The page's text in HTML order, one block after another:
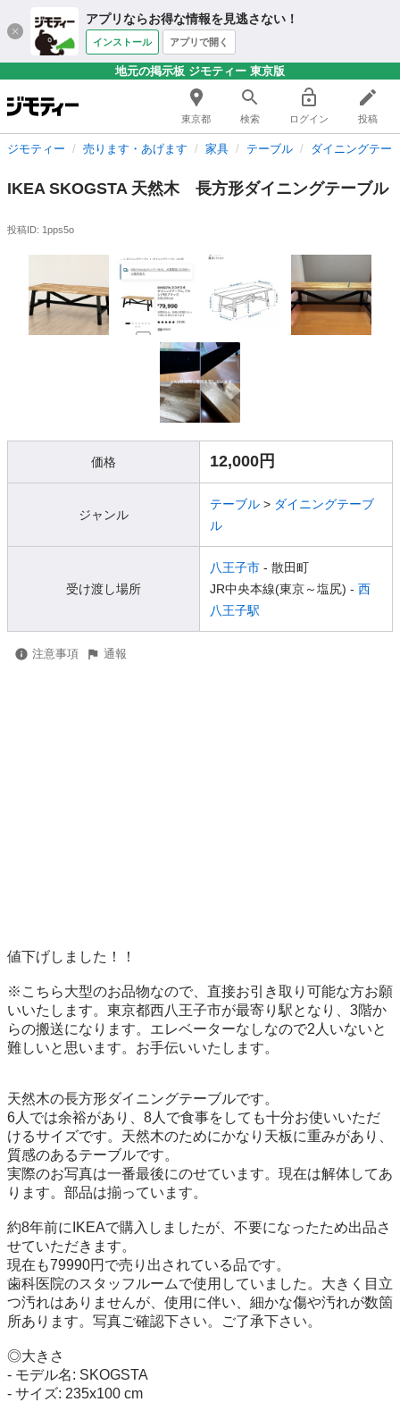
アプリならお得な情報を見逃さない！
インストール アプリで開く
地元の掲示板 ジモティー 東京版
東京都 検索 ログイン 投稿
ジモティー 売ります・あげます 家具 テーブル ダイニングテー
IKEA SKOGSTA 天然木 長方形ダイニングテーブル
投稿ID: 1pps5o
価格 12,000円
ジャンル
テーブル > ダイニングテーブ
ル
受け渡し場所
八王子市 - 散田町
JR中央本線(東京～塩尻) - 西
八王子駅
注意事項 通報
値下げしました！！
※こちら大型のお品物なので、直接お引き取り可能な方お願
いいたします。東京都西八王子市が最寄り駅となり、3階か
らの搬送になります。エレベーターなしなので2人いないと
難しいと思います。お手伝いいたします。
天然木の長方形ダイニングテーブルです。
6人では余裕があり、8人で食事をしても十分お使いいただ
けるサイズです。天然木のためにかなり天板に重みがあり、
質感のあるテーブルです。
実際のお写真は一番最後にのせています。現在は解体してあ
ります。部品は揃っています。
約8年前にIKEAで購入しましたが、不要になったため出品さ
せていただきます。
現在も79990円で売り出されている品です。
歯科医院のスタッフルームで使用していました。大きく目立
つ汚れはありませんが、使用に伴い、細かな傷や汚れが数箇
所あります。写真ご確認下さい。ご了承下さい。
◎大きさ
- モデル名: SKOGSTA
- サイズ: 235x100 cm